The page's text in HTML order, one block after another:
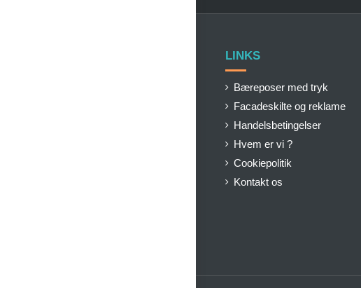
LINKS
Bæreposer med tryk
Facadeskilte og reklame
Handelsbetingelser
Hvem er vi ?
Cookiepolitik
Kontakt os